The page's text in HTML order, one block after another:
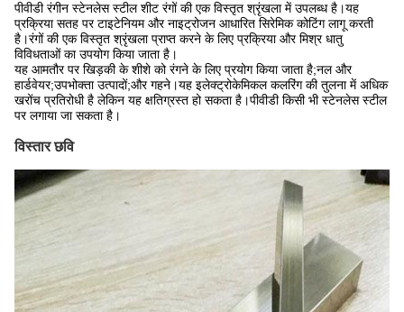
पीवीडी रंगीन स्टेनलेस स्टील शीट रंगों की एक विस्तृत श्रृंखला में उपलब्ध है।यह
प्रक्रिया सतह पर टाइटेनियम और नाइट्रोजन आधारित सिरेमिक कोटिंग लागू करती
है।रंगों की एक विस्तृत श्रृंखला प्राप्त करने के लिए प्रक्रिया और मिश्र धातु
विविधताओं का उपयोग किया जाता है।
यह आमतौर पर खिड़की के शीशे को रंगने के लिए प्रयोग किया जाता है;नल और
हार्डवेयर;उपभोक्ता उत्पादों;और गहने।यह इलेक्ट्रोकेमिकल कलरिंग की तुलना में अधिक
खरोंच प्रतिरोधी है लेकिन यह क्षतिग्रस्त हो सकता है।पीवीडी किसी भी स्टेनलेस स्टील
पर लगाया जा सकता है।
विस्तार छवि